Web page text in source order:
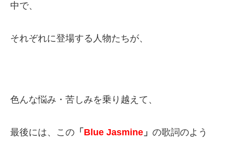
中で、
それぞれに登場する人物たちが、
色んな悩み・苦しみを乗り越えて、
最後には、この 「 Blue Jasmine 」 の歌詞のよう